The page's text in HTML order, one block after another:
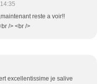
reste a voir!!
/> <br />
excellentissime je salive